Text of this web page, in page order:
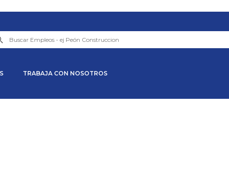
TRABAJA CON NOSOTROS